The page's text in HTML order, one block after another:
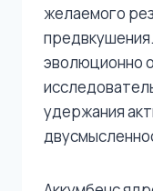
желаемого
эволюционно
удержания